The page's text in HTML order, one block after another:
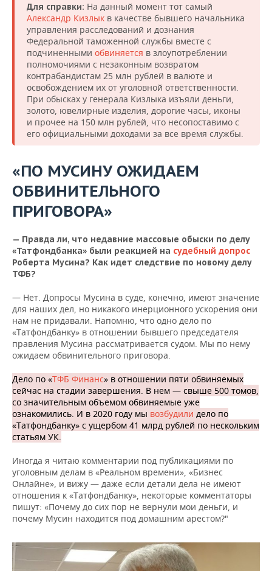
Для справки: На данный момент тот самый
Александр Кизлык в качестве бывшего начальника
управления расследований и дознания
Федеральной таможенной службы вместе с
подчиненными обвиняется в злоупотреблении
полномочиями с незаконным возвратом
контрабандистам 25 млн рублей в валюте и
освобождением их от уголовной ответственности.
При обысках у генерала Кизлыка изъяли деньги,
золото, ювелирные изделия, дорогие часы, иконы
и прочее на 150 млн рублей, что несопоставимо с
его официальными доходами за все время службы.
«ПО МУСИНУ ОЖИДАЕМ
ОБВИНИТЕЛЬНОГО
ПРИГОВОРА»
— Правда ли, что недавние массовые обыски по делу
«Татфондбанка» были реакцией на судебный допрос
Роберта Мусина? Как идет следствие по новому делу
ТФБ?
— Нет. Допросы Мусина в суде, конечно, имеют значение
для наших дел, но никакого инерционного ускорения они
нам не придавали. Напомню, что одно дело по
«Татфондбанку» в отношении бывшего председателя
правления Мусина рассматривается судом. Мы по нему
ожидаем обвинительного приговора.
Дело по «ТФБ Финанс» в отношении пяти обвиняемых
сейчас на стадии завершения. В нем — свыше 500 томов,
со значительным объемом обвиняемые уже
ознакомились. И в 2020 году мы возбудили дело по
«Татфондбанку» с ущербом 41 млрд рублей по нескольким
статьям УК.
Иногда я читаю комментарии под публикациями по
уголовным делам в «Реальном времени», «Бизнес
Онлайне», и вижу — даже если детали дела не имеют
отношения к «Татфондбанку», некоторые комментаторы
пишут: «Почему до сих пор не вернули мои деньги, и
почему Мусин находится под домашним арестом?"